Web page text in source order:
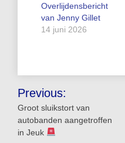
Overlijdensbericht
van Jenny Gillet
14 juni 2026
Bericht
navigatie
Previous:
Groot sluikstort van
autobanden aangetroffen
in Jeuk